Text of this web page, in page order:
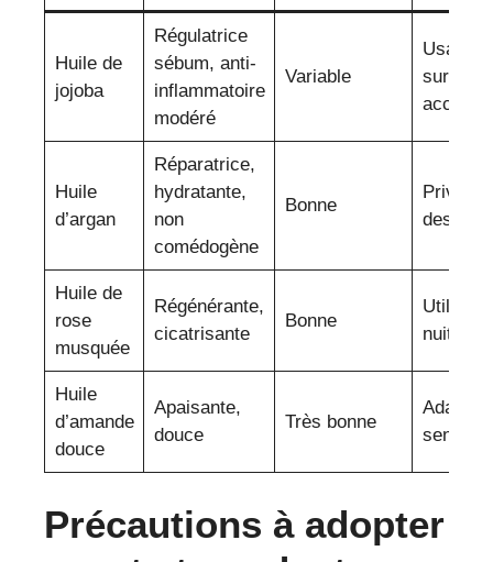
Huile de
jojoba
Régulatrice
sébum, anti-
inflammatoire
modéré
Variable
Usage
accrue
Huile
d’argan
Réparatrice,
hydratante,
non
comédogène
Bonne
des
Huile de
rose
musquée
Régénérante,
cicatrisante
Bonne
Utilisée
nuit
Huile
d’amande
douce
Apaisante,
douce
Très bonne
Précautions à adopter